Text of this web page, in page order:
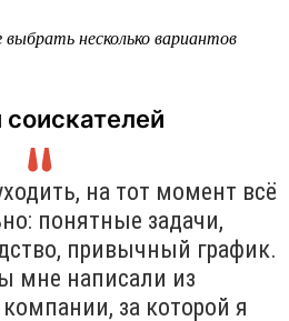
несколько вариантов
на тот момент всё
понятные задачи,
привычный график.
мне написали из
за которой я